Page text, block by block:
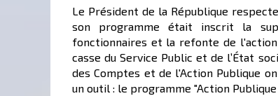
Le Président de la République
son programme était inscrit la
fonctionnaires et la refonte de
casse du Service Public et de l’État
des Comptes et de l'Action Publique
un outil : le programme "Action Publique